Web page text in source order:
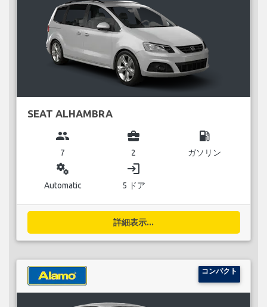
SEAT ALHAMBRA
group
7
business_center
2
local_gas_station
ガソリン
miscellaneous_services
Automatic
login
5 ドア
詳細表示...
コンパクト